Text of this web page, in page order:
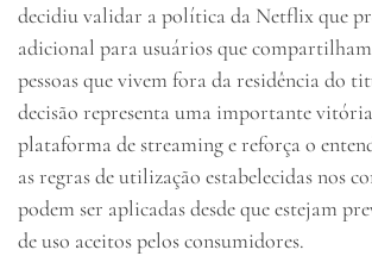
decidiu validar a política da Netflix que
adicional para usuários que compartilham
pessoas que vivem fora da residência do
decisão representa uma importante
plataforma de streaming e reforça o
as regras de utilização estabelecidas nos
podem ser aplicadas desde que estejam
de uso aceitos pelos consumidores.